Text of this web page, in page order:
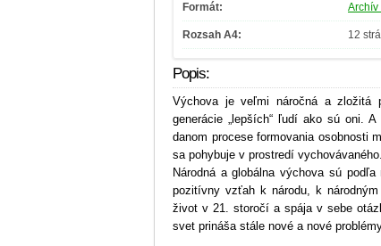
Formát: Archív
Rozsah A4: 12
Popis:
Výchova je veľmi náročná a zložitá
generácie „lepších“ ľudí ako sú oni.
danom procese formovania osobnosti
sa pohybuje v prostredí vychovávaného.
Národná a globálna výchova sú
pozitívny vzťah k národu, k
život v 21. storočí a spája v sebe
svet prináša stále nové a nové